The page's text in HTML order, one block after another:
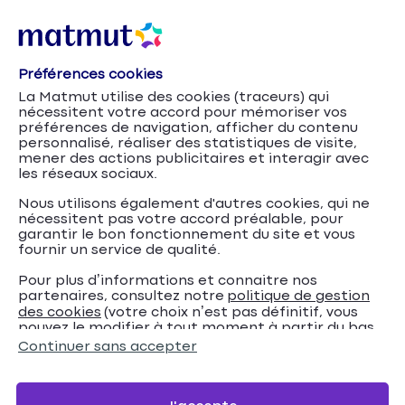
Accueil Assurance Habitation Conseils
Chute d'arbre
de mon jardin : quelles conséquences ?
Chute d'arbre de mon
Préférences cookies
La Matmut utilise des cookies (traceurs) qui
nécessitent votre accord pour mémoriser vos
préférences de navigation, afficher du contenu
personnalisé, réaliser des statistiques de visite,
mener des actions publicitaires et interagir avec
les réseaux sociaux.
Nous utilisons également d'autres cookies, qui ne
nécessitent pas votre accord préalable, pour
garantir le bon fonctionnement du site et vous
fournir un service de qualité.
Pour plus d’informations et connaitre nos
partenaires, consultez notre politique de gestion
des cookies (votre choix n’est pas définitif, vous
pouvez le modifier à tout moment à partir du bas
de page de notre site).
Continuer sans accepter